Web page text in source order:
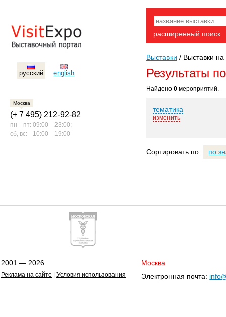
русский english
Москва
(+ 7 495) 212-92-82
пн—пт: 09:00—23:00;
сб, вс:
10:00—19:00
расширенный поиск
Выставки / Выставки
Результаты
Найдено 0 мероприятий.
тематика
изменить
Сортировать по: по
2001 — 2026
Реклама на сайте Условия использования
Москва
Электронная почта: